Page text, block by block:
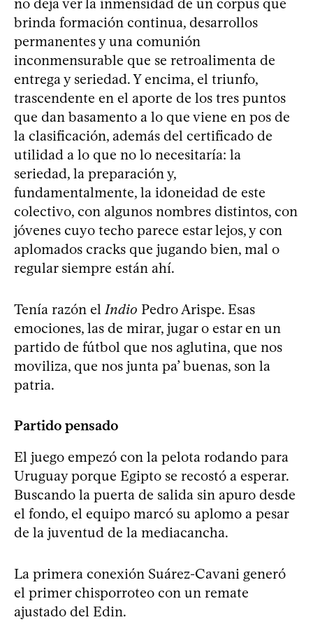
brinda formación continua, desarrollos
permanentes y una comunión
inconmensurable que se retroalimenta de
entrega y seriedad. Y encima, el triunfo,
trascendente en el aporte de los tres puntos
que dan basamento a lo que viene en pos de
la clasificación, además del certificado de
utilidad a lo que no lo necesitaría: la
seriedad, la preparación y,
fundamentalmente, la idoneidad de este
colectivo, con algunos nombres distintos, con
jóvenes cuyo techo parece estar lejos, y con
aplomados cracks que jugando bien, mal o
regular siempre están ahí.
Tenía razón el Indio Pedro Arispe. Esas
emociones, las de mirar, jugar o estar en un
partido de fútbol que nos aglutina, que nos
moviliza, que nos junta pa’ buenas, son la
patria.
Partido pensado
El juego empezó con la pelota rodando para
Uruguay porque Egipto se recostó a esperar.
Buscando la puerta de salida sin apuro desde
el fondo, el equipo marcó su aplomo a pesar
de la juventud de la mediacancha.
La primera conexión Suárez-Cavani generó
el primer chisporroteo con un remate
ajustado del Edin.